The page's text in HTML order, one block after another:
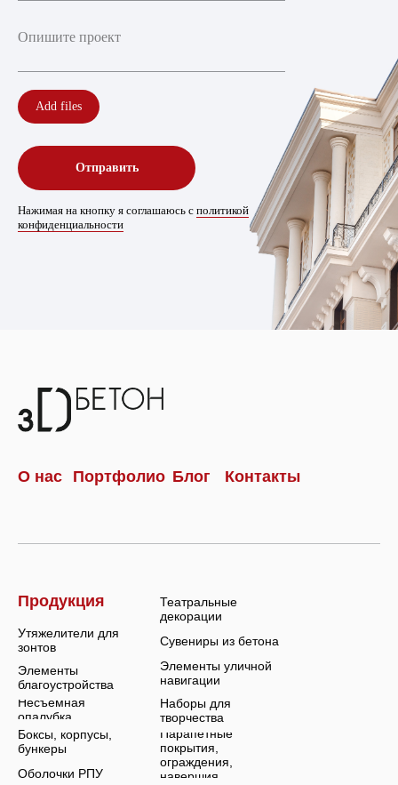
Add files
Отправить
Нажимая на кнопку я соглашаюсь с политикой
конфиденциальности
Контакты
Блог
Портфолио
О нас
Парапетные
покрытия,
ограждения,
навершия
Наборы для
творчества
Элементы уличной
навигации
Сувениры из бетона
Театральные
декорации
Оболочки РПУ
Боксы, корпусы,
бункеры
Несъемная
опалубка
Элементы
благоустройства
Утяжелители для
зонтов
Продукция